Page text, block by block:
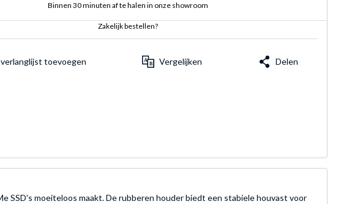
Binnen 30 minuten af te halen in onze showroom
Zakelijk bestellen?
toevoegen Vergelijken Delen
moeiteloos maakt. De rubberen houder biedt een stabiele houvast voor